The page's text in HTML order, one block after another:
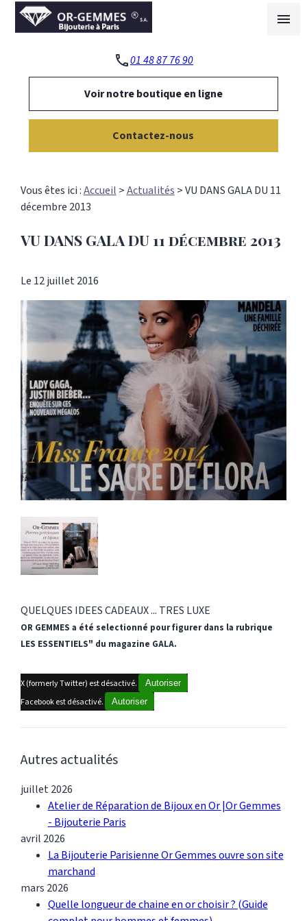
menu
phone01 48 87 76 90
Voir notre boutique en ligne
Contactez-nous
Vous êtes ici :Accueil >Actualités > VU DANS GALA DU 11
décembre 2013
VU DANS GALA DU 11 décembre 2013
Le 12 juillet 2016
QUELQUES IDEES CADEAUX ... TRES LUXE
OR GEMMES a été selectionné pour figurer dans la rubrique
LES ESSENTIELS" du magazine GALA.
X (formerly Twitter) est désactivé. Autoriser
Facebook est désactivé. Autoriser
Autres actualités
juillet 2026
Atelier de Réparation de Bijoux en Or |Or Gemmes
- Bijouterie Paris
avril 2026
La Bijouterie Parisienne Or Gemmes ouvre son site
marchand
mars 2026
Quelle longueur de chaine en or choisir ? (Guide
Panneau de gestion des cookies